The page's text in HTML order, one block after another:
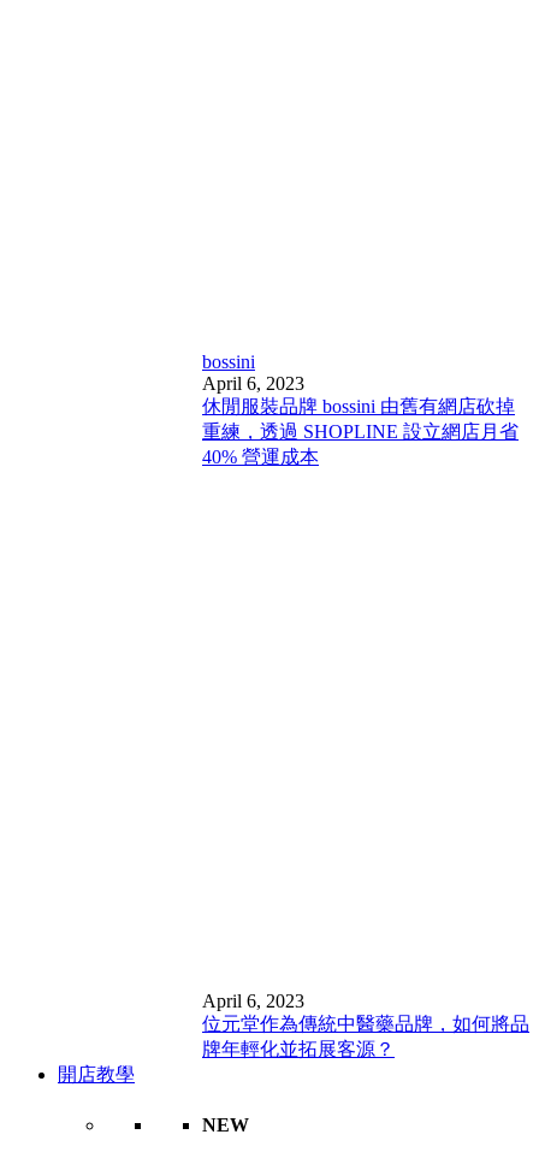
bossini
April 6, 2023
休閒服裝品牌 bossini 由舊有網店砍掉
重練，透過 SHOPLINE 設立網店月省
40% 營運成本
April 6, 2023
位元堂作為傳統中醫藥品牌，如何將品
牌年輕化並拓展客源？
開店教學
NEW